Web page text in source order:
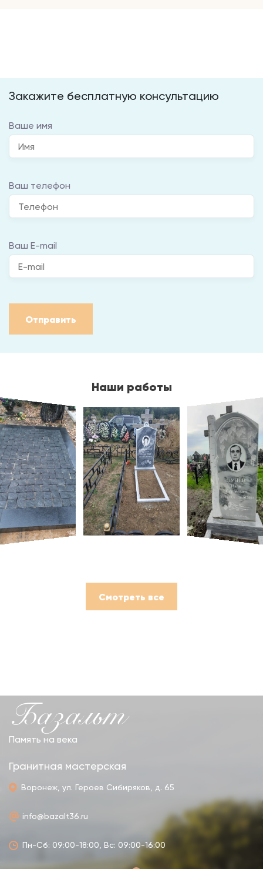
Закажите бесплатную консультацию
Ваше имя
Ваш телефон
Ваш E-mail
Отправить
Наши работы
Смотреть все
Базальт
Память на века
Гранитная мастерская
Воронеж, ул. Героев Сибиряков, д. 65
info@bazalt36.ru
Пн-Сб: 09:00-18:00, Вс: 09:00-16:00